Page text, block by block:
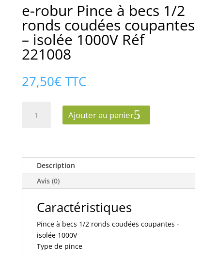
e-robur Pince à becs 1/2
ronds coudées coupantes
– isolée 1000V Réf
221008
27,50€ TTC
becs
coudées
isolée
1000V
Ajouter au panier
Description
Avis (0)
Caractéristiques
Pince à becs 1/2 ronds coudées coupantes -
isolée 1000V
Type de pince